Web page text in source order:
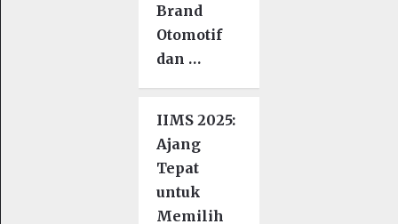
Brand
Otomotif
dan …
IIMS 2025:
Ajang
Tepat
untuk
Memilih